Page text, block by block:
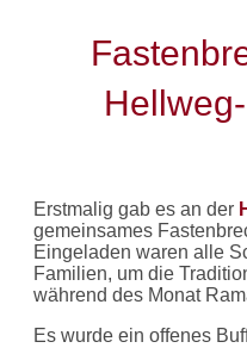
Erstmalig gab es an der
gemeinsames
Eingeladen waren alle
Familien, um die
während des Monat
Es wurde ein offenes